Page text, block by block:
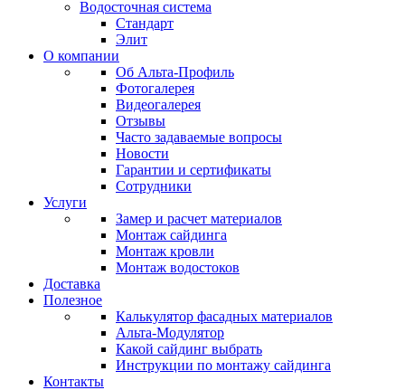
Водосточная система
Стандарт
Элит
О компании
Об Альта-Профиль
Фотогалерея
Видеогалерея
Отзывы
Часто задаваемые вопросы
Новости
Гарантии и сертификаты
Сотрудники
Услуги
Замер и расчет материалов
Монтаж сайдинга
Монтаж кровли
Монтаж водостоков
Доставка
Полезное
Калькулятор фасадных материалов
Альта-Модулятор
Какой сайдинг выбрать
Инструкции по монтажу сайдинга
Контакты